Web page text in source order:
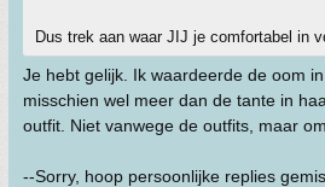
Dus trek aan waar JIJ je comfortabel in
Je hebt gelijk. Ik waardeerde de oom
misschien wel meer dan de tante in
outfit. Niet vanwege de outfits, maar
--Sorry, hoop persoonlijke replies